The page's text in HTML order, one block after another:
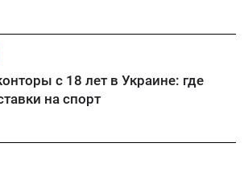
с 18 лет в Украине: где
на спорт